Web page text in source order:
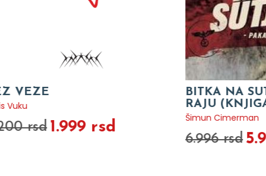
BITKA NA SUTJESCI - PAKAO U
RAJU (KNJIGA + KARTA)
Šimun Cimerman
VOLI ME
SVIJETU
Mira Furlan
1.991 rsd